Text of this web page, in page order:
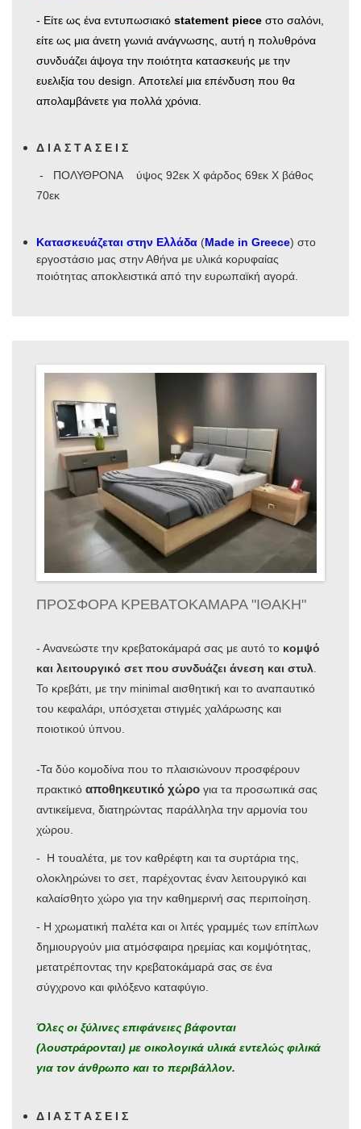
- Είτε ως ένα εντυπωσιακό statement piece στο σαλόνι,
είτε ως μια άνετη γωνιά ανάγνωσης, αυτή η πολυθρόνα
συνδυάζει άψογα την ποιότητα κατασκευής με την
ευελιξία του design. Αποτελεί μια επένδυση που θα
απολαμβάνετε για πολλά χρόνια.
Δ Ι Α Σ Τ Α Σ Ε Ι Σ
- ΠΟΛΥΘΡΟΝΑ ύψος 92εκ Χ φάρδος 69εκ Χ βάθος
70εκ
Κατασκευάζεται στην Ελλάδα (Made in Greece) στο
εργοστάσιο μας στην Αθήνα με υλικά κορυφαίας
ποιότητας αποκλειστικά από την ευρωπαϊκή αγορά.
ΠΡΟΣΦΟΡΑ ΚΡΕΒΑΤΟΚΑΜΑΡΑ "ΙΘΑΚΗ"
- Ανανεώστε την κρεβατοκάμαρά σας με αυτό το κομψό
και λειτουργικό σετ που συνδυάζει άνεση και στυλ
Το κρεβάτι, με την minimal αισθητική και το αναπαυτικό
του κεφαλάρι, υπόσχεται στιγμές χαλάρωσης και
ποιοτικού ύπνου.
-Τα δύο κομοδίνα που το πλαισιώνουν προσφέρουν
πρακτικό αποθηκευτικό χώρο για τα προσωπικά σας
αντικείμενα, διατηρώντας παράλληλα την αρμονία του
χώρου.
- Η τουαλέτα, με τον καθρέφτη και τα συρτάρια της,
ολοκληρώνει το σετ, παρέχοντας έναν λειτουργικό και
καλαίσθητο χώρο για την καθημερινή σας περιποίηση.
- Η χρωματική παλέτα και οι λιτές γραμμές των επίπλων
δημιουργούν μια ατμόσφαιρα ηρεμίας και κομψότητας,
μετατρέποντας την κρεβατοκάμαρά σας σε ένα
σύγχρονο και φιλόξενο καταφύγιο.
Όλες οι ξύλινες επιφάνειες βάφονται
(λουστράρονται) με οικολογικά υλικά εντελώς φιλικά
για τον άνθρωπο και το περιβάλλον.
Δ Ι Α Σ Τ Α Σ Ε Ι Σ